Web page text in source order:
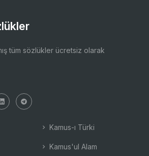
tüm sözlükler ücretsiz olarak
Kamus-ı Türki
Kamus'ul Alam